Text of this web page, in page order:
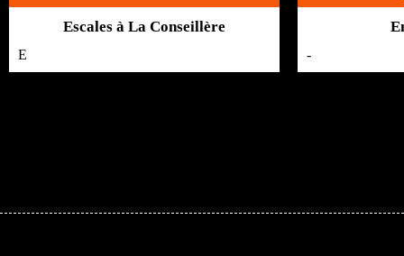
Escales à La Conseillère
E -